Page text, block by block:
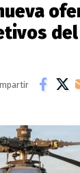
del